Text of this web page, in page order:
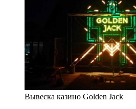
Вывеска казино Golden Jack